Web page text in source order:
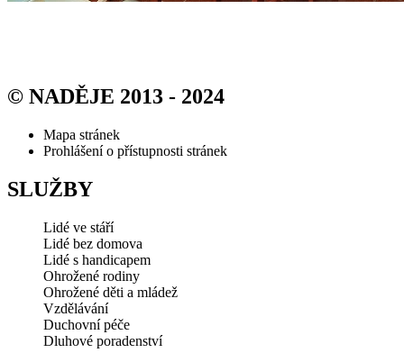
© NADĚJE 2013 - 2024
Mapa stránek
Prohlášení o přístupnosti stránek
SLUŽBY
Lidé ve stáří
Lidé bez domova
Lidé s handicapem
Ohrožené rodiny
Ohrožené děti a mládež
Vzdělávání
Duchovní péče
Dluhové poradenství